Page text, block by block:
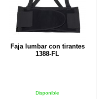
Faja lumbar con tirantes
1388-FL
Disponible